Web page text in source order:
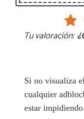
Tu valoración:
Si no visualiza
cualquier
estar